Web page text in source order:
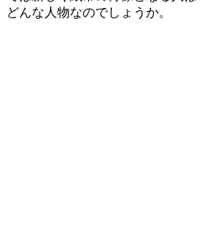
どんな人物なのでしょうか。